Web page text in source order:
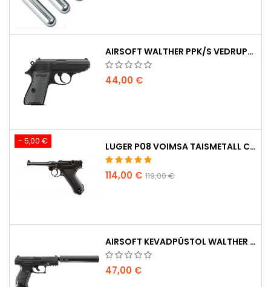
AIRSOFT WALTHER PPK/S VEDRUPÜSTOL
44,00 €
- 5,00 € LUGER P08 VOIMSA TAISMETALL CO2 AIRSOFT PISTOL - UMAREX LEGENDS
114,00 € 119,00 €
AIRSOFT KEVADPÜSTOL WALTHER PPQ NAVY KOOS SUMMUTIGA
47,00 €